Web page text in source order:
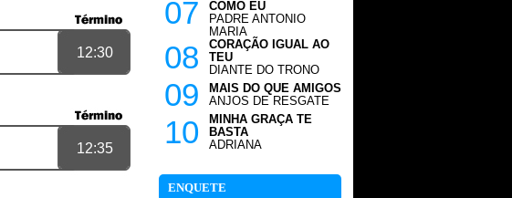
12:30
12:35
07
COMO EU
PADRE ANTONIO
MARIA
08
CORAÇÃO IGUAL AO
TEU
DIANTE DO TRONO
09
MAIS DO QUE AMIGOS
ANJOS DE RESGATE
10
MINHA GRAÇA TE
BASTA
ADRIANA
ENQUETE